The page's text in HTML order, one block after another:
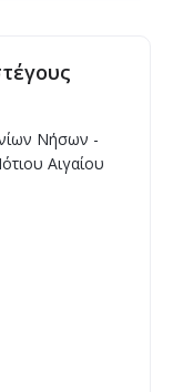
Νήσων -
Αιγαίου